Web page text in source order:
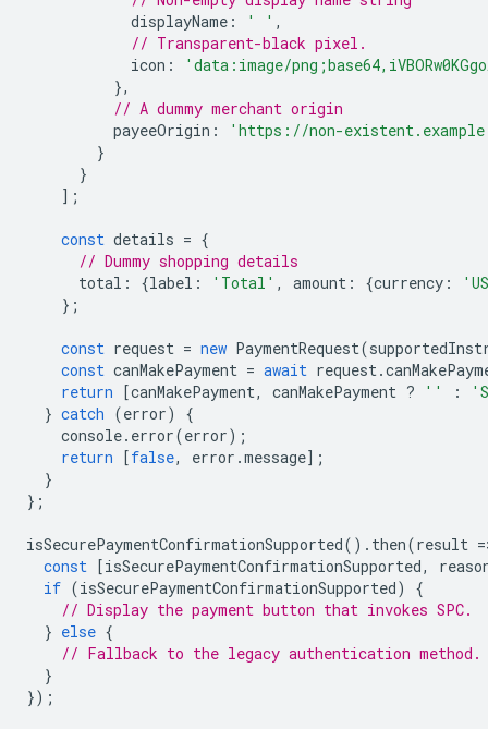
displayName : ' ' ,
// Transparent-black pixel.
icon :
'data:image/
},
// A dummy merchant origin
payeeOrigin :
'https://non-
}
}
];
const details = {
// Dummy shopping details
total : {label : 'Total' , amount : {currency :
};
const request = new PaymentRequest(
const canMakePayment = await request.
return
[canMakePayment, canMakePayment ? '' :
} catch (error)
{
console. error(error);
return
[false, error .message];
}
};
isSecurePaymentConfirmationSupported(). then(result =
const
[isSecurePaymentConfirmationSupported,
if (isSecurePaymentConfirmationSupported)
{
// Display the payment button that invokes SPC.
} else {
// Fallback to the legacy authentication method.
}
});